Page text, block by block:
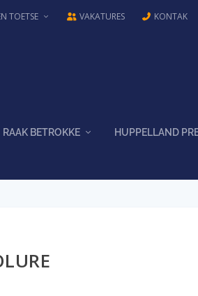
TOETSE VAKATURES KONTAK
RAAK BETROKKE HUPPELLAND